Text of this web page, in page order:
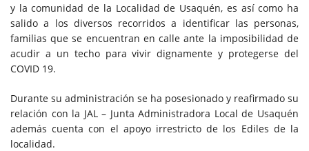
y la comunidad de la Localidad de Usaquén, es así como ha
salido a los diversos recorridos a identificar las personas,
familias que se encuentran en calle ante la imposibilidad de
acudir a un techo para vivir dignamente y protegerse del
COVID 19.
Durante su administración se ha posesionado y reafirmado su
relación con la JAL – Junta Administradora Local de Usaquén
además cuenta con el apoyo irrestricto de los Ediles de la
localidad.